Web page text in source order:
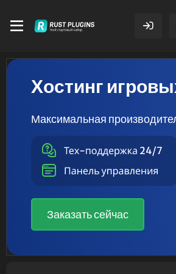
Хостинг
Максимальная
Заказать сейчас